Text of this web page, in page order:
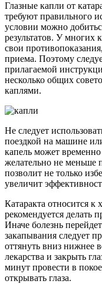
Глазные капли от
требуют правильного
условии можно
результатов. У многих
свои
приема. Поэтому
прилагаемой
несколько общих
каплями.
Не следует
поездкой на машине
капель может временно
желательно не меньше
позволит не только
увеличит
Катаракта относится к
рекомендуется делать
Иначе болезнь
закапывания следует
оттянуть вниз нижнее
лекарства и закрыть
минут провести в
открывать глаза.